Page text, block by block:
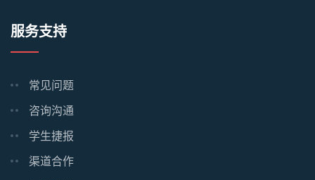
服务支持
常见问题
咨询沟通
学生捷报
渠道合作